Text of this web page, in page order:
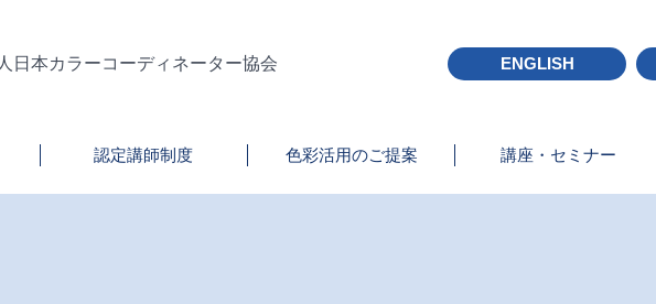
日本カラーコーディネーター協会 ENGLISH
認定講師制度 色彩活用のご提案 講座・セミナー